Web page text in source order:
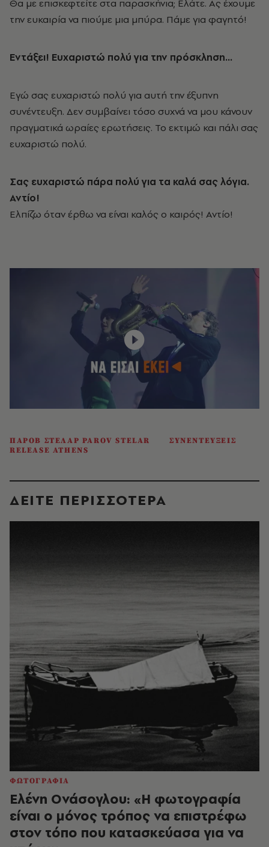
Θα με επισκεφτείτε στα παρασκήνια; Ελάτε. Ας έχουμε
την ευκαιρία να πιούμε μια μπύρα. Πάμε για φαγητό!
Εντάξει! Ευχαριστώ πολύ για την πρόσκληση...
Εγώ σας ευχαριστώ πολύ για αυτή την έξυπνη
συνέντευξη. Δεν συμβαίνει τόσο συχνά να μου κάνουν
πραγματικά ωραίες ερωτήσεις. Το εκτιμώ και πάλι σας
ευχαριστώ πολύ.
Σας ευχαριστώ πάρα πολύ για τα καλά σας λόγια.
Αντίο!
Ελπίζω όταν έρθω να είναι καλός ο καιρός! Αντίο!
ΠΑΡΟΒ ΣΤΕΛΑΡ PAROV STELAR
ΣΥΝΕΝΤΕΥΞΕΙΣ
RELEASE ATHENS
ΔΕΙΤΕ ΠΕΡΙΣΣΟΤΕΡΑ
ΦΩΤΟΓΡΑΦΙΑ
Ελένη Ονάσογλου: «Η φωτογραφία
είναι ο μόνος τρόπος να επιστρέφω
στον τόπο που κατασκεύασα για να